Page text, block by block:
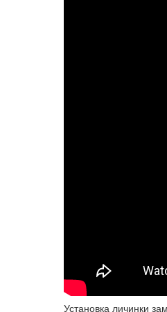
Установка личинки